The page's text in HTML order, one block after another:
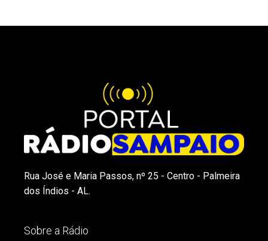
Rua José e Maria Passos, nº 25 - Centro - Palmeira
dos Índios - AL.
Sobre a Rádio